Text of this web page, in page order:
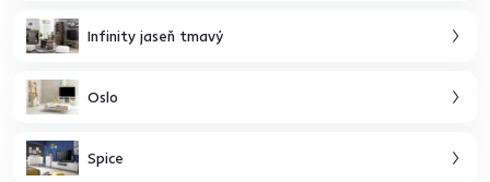
Infinity jaseň tmavý
Oslo
Spice